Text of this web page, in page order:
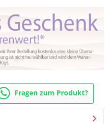
Fragen zum Produkt?